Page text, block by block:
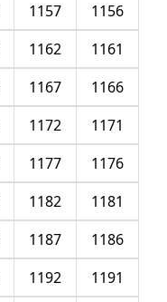
1156
1157
1161
1162
1166
1167
1171
1172
1176
1177
1181
1182
1186
1187
1191
1192